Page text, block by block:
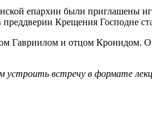
епархии были приглашены
Крещения Господне
Гавриилом и отцом
встречу в формате